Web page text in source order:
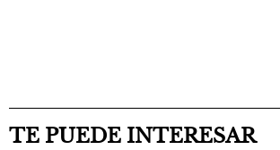
TE PUEDE INTERESAR